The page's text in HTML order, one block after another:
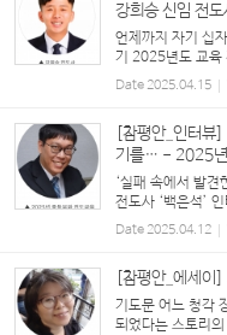
강희승 신임 전도
언제까지 자기 십
기 2025년도 교육
<헵시바 선교회>
20~2024년 중등
Date2025.04.15
[참평안_인터뷰
기를… - 2025년
‘실패 속에서 발
전도사 ‘백은석’
가?’ 혼란이 지속
깔린 정서 가운데
Date2025.04.12
[참평안_에세이
기도문 어느 청각
되었다는 스토리